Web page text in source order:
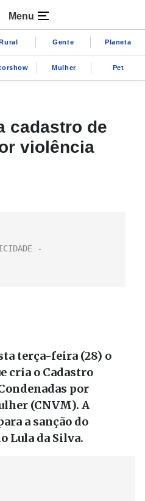
Menu
Gente Planeta
Mulher Pet
cadastro de
violência
terça-feira (28) o
cria o Cadastro
por
(CNVM). A
a sanção do
Lula da Silva.